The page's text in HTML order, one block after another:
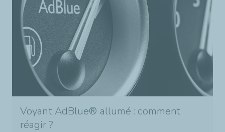
Voyant AdBlue® allumé : comment
réagir ?